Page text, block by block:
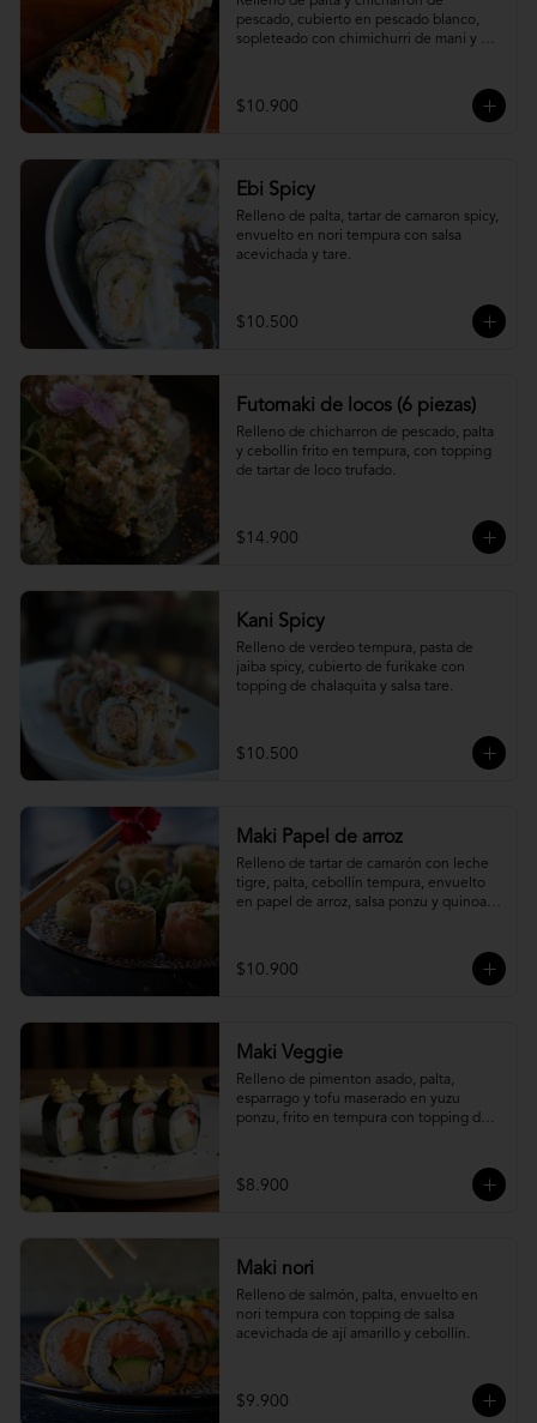
pescado, cubierto en pescado blanco,
sopleteado con chimichurri de mani y
$10.900
Ebi Spicy
Relleno de palta, tartar de camaron spicy,
envuelto en nori tempura con salsa
acevichada y tare.
$10.500
Futomaki de locos (6 piezas)
Relleno de chicharron de pescado, palta
y cebollin frito en tempura, con topping
de tartar de loco trufado.
$14.900
Kani Spicy
Relleno de verdeo tempura, pasta de
jaiba spicy, cubierto de furikake con
topping de chalaquita y salsa tare.
$10.500
Maki Papel de arroz
Relleno de tartar de camarón con leche
tigre, palta, cebollín tempura, envuelto
en papel de arroz, salsa ponzu y quinoa
$10.900
Maki Veggie
Relleno de pimenton asado, palta,
esparrago y tofu maserado en yuzu
ponzu, frito en tempura con topping de
$8.900
Maki nori
Relleno de salmón, palta, envuelto en
nori tempura con topping de salsa
acevichada de ají amarillo y cebollín.
$9.900